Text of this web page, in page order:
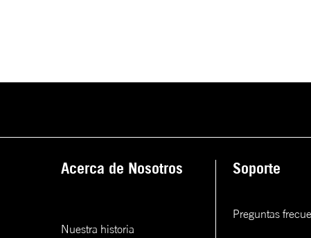
Acerca de Nosotros
Nuestra historia
Soporte
Preguntas